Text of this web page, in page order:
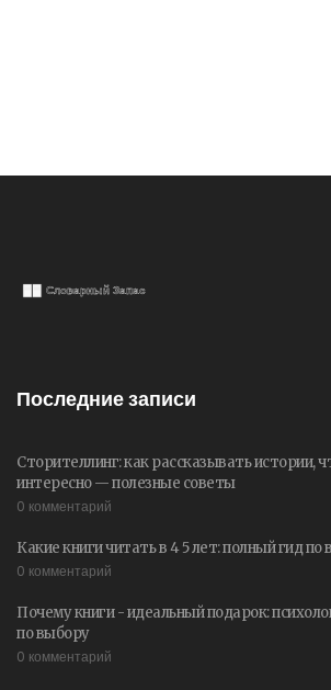
Последние записи
Сторителлинг: как рассказывать истории,
интересно — полезные советы
0 комментарий
Какие книги читать в 4 5 лет: полный гид
0 комментарий
Почему книги - идеальный подарок:
по выбору
0 комментарий